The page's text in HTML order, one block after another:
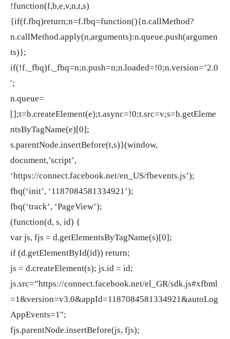
!function(f,b,e,v,n,t,s)
{if(f.fbq)return;n=f.fbq=function(){n.callMethod?
n.callMethod.apply(n,arguments):n.queue.push(argumen
ts)};
if(!f._fbq)f._fbq=n;n.push=n;n.loaded=!0;n.version=’2.0
′;
n.queue=
[];t=b.createElement(e);t.async=!0;t.src=v;s=b.getEleme
ntsByTagName(e)[0];
s.parentNode.insertBefore(t,s)}(window,
document,’script’,
‘https://connect.facebook.net/en_US/fbevents.js’);
fbq(‘init’, ‘1187084581334921’);
fbq(‘track’, ‘PageView’);
(function(d, s, id) {
var js, fjs = d.getElementsByTagName(s)[0];
if (d.getElementById(id)) return;
js = d.createElement(s); js.id = id;
js.src=”https://connect.facebook.net/el_GR/sdk.js#xfbml
=1&version=v3.0&appId=1187084581334921&autoLog
AppEvents=1″;
fjs.parentNode.insertBefore(js, fjs);